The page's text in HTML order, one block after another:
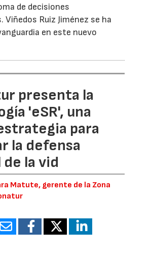
de decisiones
Viñedos Ruiz Jiménez se ha
en este nuevo
presenta la
'eSR', una
para
la defensa
la vid
Matute, gerente de la Zona